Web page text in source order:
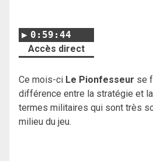
0:59:44
Accès direct
Ce mois-ci Le Pionfesseur se
différence entre la stratégie et
termes militaires qui sont très
milieu du jeu.